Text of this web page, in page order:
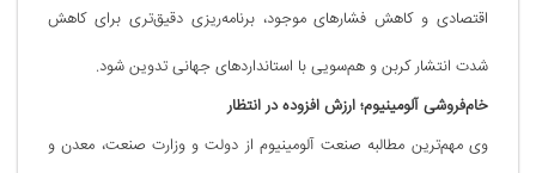
اقتصادی و کاهش فشارهای موجود، برنامه‌ریزی دقیق‌تری برای کاهش
شدت انتشار کربن و هم‌سویی با استانداردهای جهانی تدوین شود.
خام‌فروشی آلومینیوم؛ ارزش افزوده در انتظار
وی مهم‌ترین مطالبه صنعت آلومینیوم از دولت و وزارت صنعت، معدن و